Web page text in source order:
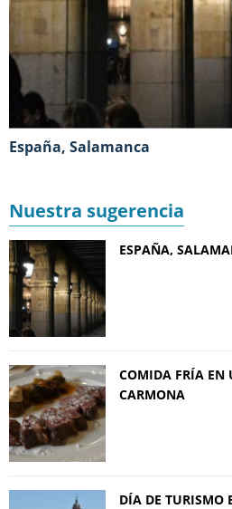
España, Salamanca
Nuestra sugerencia
ESPAÑA,
COMIDA FRÍA EN
CARMONA
DÍA DE TURISMO